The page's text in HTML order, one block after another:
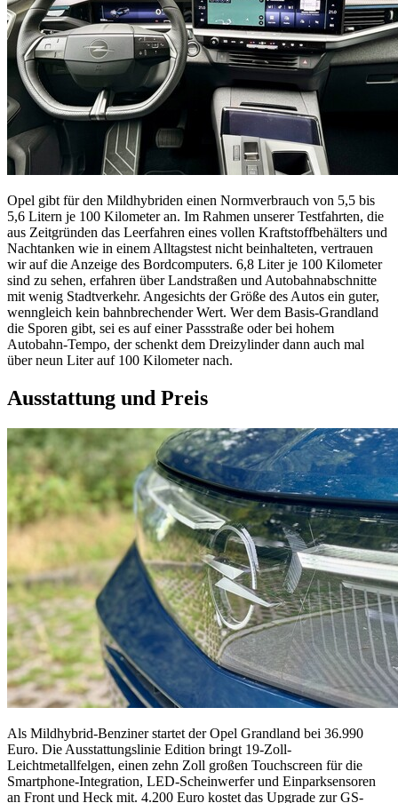
Opel gibt für den Mildhybriden einen Normverbrauch von 5,5 bis
5,6 Litern je 100 Kilometer an. Im Rahmen unserer Testfahrten, die
aus Zeitgründen das Leerfahren eines vollen Kraftstoffbehälters und
Nachtanken wie in einem Alltagstest nicht beinhalteten, vertrauen
wir auf die Anzeige des Bordcomputers. 6,8 Liter je 100 Kilometer
sind zu sehen, erfahren über Landstraßen und Autobahnabschnitte
mit wenig Stadtverkehr. Angesichts der Größe des Autos ein guter,
wenngleich kein bahnbrechender Wert. Wer dem Basis-Grandland
die Sporen gibt, sei es auf einer Passstraße oder bei hohem
Autobahn-Tempo, der schenkt dem Dreizylinder dann auch mal
über neun Liter auf 100 Kilometer nach.
Ausstattung und Preis
Als Mildhybrid-Benziner startet der Opel Grandland bei 36.990
Euro. Die Ausstattungslinie Edition bringt 19-Zoll-
Leichtmetallfelgen, einen zehn Zoll großen Touchscreen für die
Smartphone-Integration, LED-Scheinwerfer und Einparksensoren
an Front und Heck mit. 4.200 Euro kostet das Upgrade zur GS-